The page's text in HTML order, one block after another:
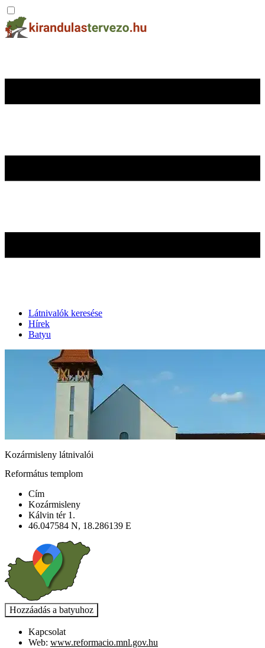
Látnivalók keresése
Hírek
Batyu
Kozármisleny látnivalói
Református templom
Cím
Kozármisleny
Kálvin tér 1.
46.047584 N, 18.286139 E
Kapcsolat
Web: www.reformacio.mnl.gov.hu